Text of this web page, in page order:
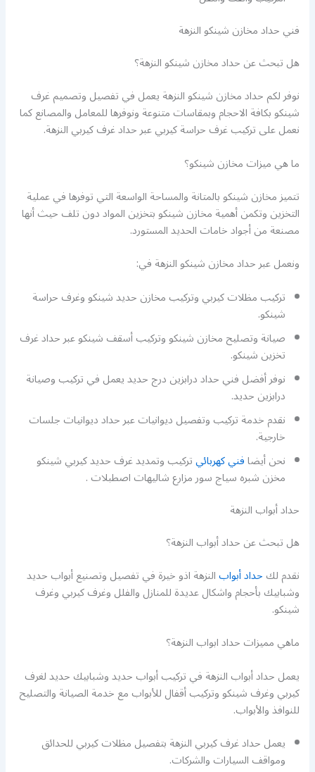
فني حداد مخازن شينكو النزهة
هل تبحث عن حداد مخازن شينكو النزهة؟
نوفر لكم حداد مخازن شينكو النزهة يعمل في تفصيل وتصميم غرف
شينكو بكافة الاحجام وبمقاسات متنوعة ونوفرها للمعامل والمصانع كما
نعمل على تركيب غرف حراسة كيربي عبر حداد غرف كيربي النزهة.
ما هي ميزات مخازن شينكو؟
تتميز مخازن شينكو بالمتانة والمساحة الواسعة التي توفرها في عملية
التخزين وتكمن أهمية مخازن شينكو بتخزين المواد دون تلف حيث أنها
مصنعة من أجواد خامات الحديد المستورد.
ونعمل عبر حداد مخازن شينكو النزهة في:
تركيب مظلات كيربي وتركيب مخازن حديد شينكو وغرف حراسة
شينكو.
صيانة وتصليح مخازن شينكو وتركيب أسقف شينكو عبر حداد غرف
تخزين شينكو.
نوفر أفضل فني حداد درابزين درج حديد يعمل في تركيب وصيانة
درابزين حديد.
نقدم خدمة تركيب وتفصيل ديوانيات عبر حداد ديوانيات جلسات
خارجية.
نحن أيضافني كهربائيتركيب وتمديد غرف حديد كيربي شينكو
مخزن شبره سياج سور مزارع شاليهات اصطبلات .
حداد أبواب النزهة
هل تبحث عن حداد أبواب النزهة؟
نقدم لكحداد أبوابالنزهة اذو خيرة في تفصيل وتصنيع أبواب حديد
وشبابيك بأحجام واشكال عديدة للمنازل والفلل وغرف كيربي وغرف
شينكو.
ماهي مميزات حداد ابواب النزهة؟
يعمل حداد أبواب النزهة في تركيب أبواب حديد وشبابيك حديد لغرف
كيربي وغرف شينكو وتركيب أقفال للأبواب مع خدمة الصيانة والتصليح
للنوافذ والأبواب.
يعمل حداد غرف كيربي النزهة بتفصيل مظلات كيربي للحدائق
ومواقف السيارات والشركات.